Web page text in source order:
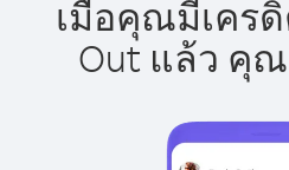
เมื่อคุณมีเคร
Out แล้ว คุ